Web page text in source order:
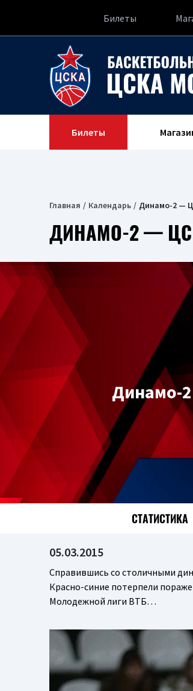
Билеты
Билеты
Главная Календарь Динамо-2 —
ДИНАМО-2 —
Динамо-2
СТАТИСТИКА
05.03.2015
Справившись со столичными
Красно-синие потерпели
Молодежной лиги ВТБ…